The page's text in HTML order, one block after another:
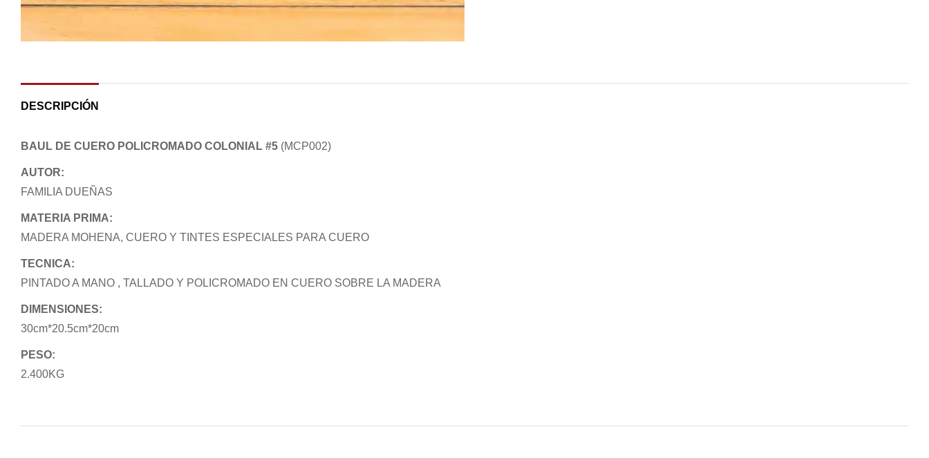
DESCRIPCIÓN
BAUL DE CUERO POLICROMADO COLONIAL #5 (MCP002)
AUTOR:
FAMILIA DUEÑAS
MATERIA PRIMA:
MADERA MOHENA, CUERO Y TINTES ESPECIALES PARA CUERO
TECNICA:
PINTADO A MANO , TALLADO Y POLICROMADO EN CUERO SOBRE LA MADERA
DIMENSIONES:
30cm*20.5cm*20cm
PESO:
2.400KG